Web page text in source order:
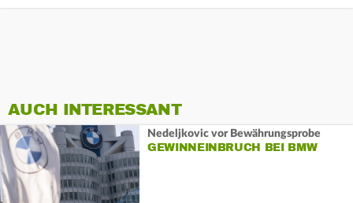
AUCH INTERESSANT
Nedeljkovic vor Bewährungsprobe
GEWINNEINBRUCH BEI BMW